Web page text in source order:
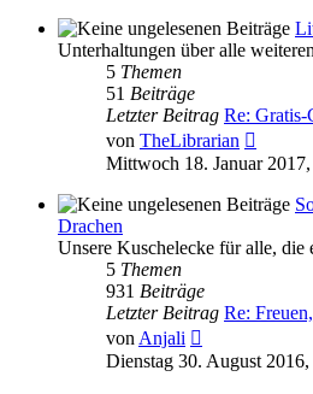
Unterhaltungen über alle
5 Themen
51 Beiträge
Letzter Beitrag Re: Gratis-
von TheLibrarian
Beitrag
Mittwoch 18. Januar
Drachen
Unsere Kuschelecke für alle, die
5 Themen
931 Beiträge
Letzter Beitrag Re:
vonAnjali
Beitrag
Dienstag 30. August 2016,